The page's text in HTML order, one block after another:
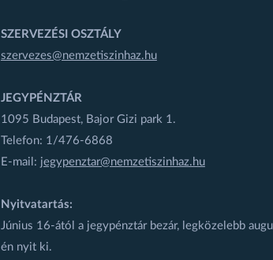
SZERVEZÉSI OSZTÁLY
szervezes@nemzetiszinhaz.hu
JEGYPÉNZTÁR
1095 Budapest, Bajor Gizi park 1.
Telefon: 1/476-6868
E-mail: jegypenztar@nemzetiszinhaz.hu
Nyitvatartás:
Június 16-ától a jegypénztár bezár, legközelebb
én nyit ki.